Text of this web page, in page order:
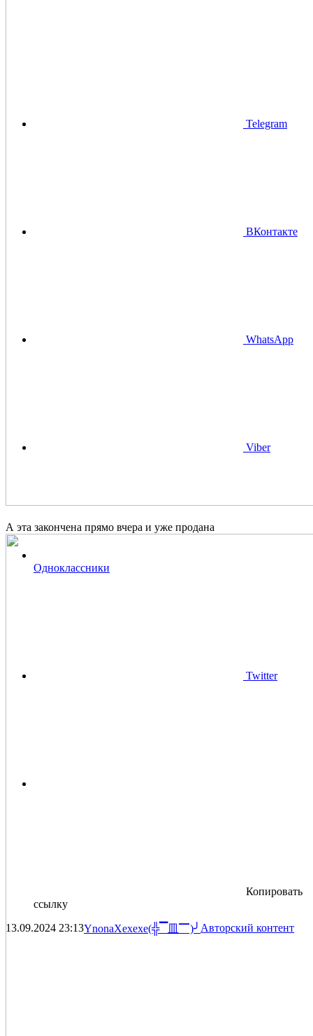
А эта закончена прямо вчера и уже продана
Telegram
ВКонтакте
WhatsApp
Viber
Одноклассники
Twitter
Копировать
ссылку
13.09.2024 23:13YnonaXexexe(╬▔皿▔)╯ Авторский контент